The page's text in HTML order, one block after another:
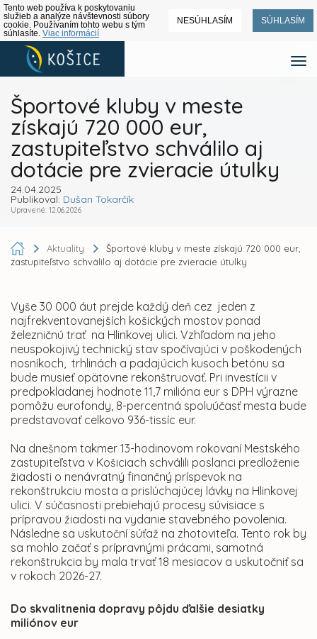
Tento web používa k poskytovaniu
služieb a analýze návštevnosti súbory
cookie. Používaním tohto webu s tým
súhlasíte. Viac informácií
NESÚHLASÍM SÚHLASÍM
Športové kluby v meste
získajú 720 000 eur,
zastupiteľstvo schválilo aj
dotácie pre zvieracie útulky
24.04.2025
Publikoval: Dušan Tokarčík
Upravené: 12.06.2026
Aktuality
Športové kluby v meste získajú 720 000 eur,
zastupiteľstvo schválilo aj dotácie pre zvieracie útulky
Vyše 30 000 áut prejde každý deň cez jeden z
najfrekventovanejších košických mostov ponad
železničnú trať na Hlinkovej ulici. Vzhľadom na jeho
neuspokojivý technický stav spočívajúci v poškodených
nosníkoch, trhlinách a padajúcich kusoch betónu sa
bude musieť opätovne rekonštruovať. Pri investícii v
predpokladanej hodnote 11,7 milióna eur s DPH výrazne
pomôžu eurofondy, 8-percentná spoluúčasť mesta bude
predstavovať celkovo 936-tissíc eur.
Na dnešnom takmer 13-hodinovom rokovaní Mestského
zastupiteľstva v Košiciach schválili poslanci predloženie
žiadosti o nenávratný finančný príspevok na
rekonštrukciu mosta a prislúchajúcej lávky na Hlinkovej
ulici. V súčasnosti prebiehajú procesy súvisiace s
prípravou žiadosti na vydanie stavebného povolenia.
Následne sa uskutoční súťaž na zhotoviteľa. Tento rok by
sa mohlo začať s prípravnými prácami, samotná
rekonštrukcia by mala trvať 18 mesiacov a uskutočniť sa
v rokoch 2026-27.
Do skvalitnenia dopravy pôjdu ďalšie desiatky
miliónov eur